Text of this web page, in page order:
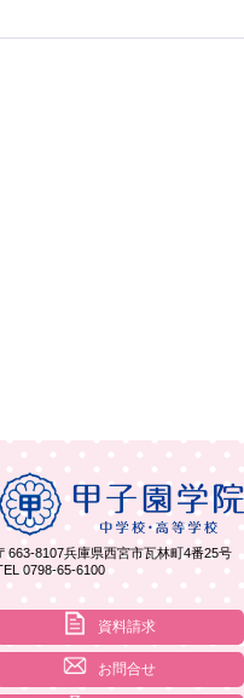
資料請求
お問合せ
663-8107兵庫県西宮市瓦林町4番25号
0798-65-6100